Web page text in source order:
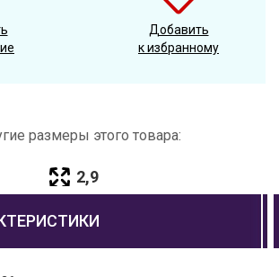
Добавить
к избранному
размеры этого товара:
2,9